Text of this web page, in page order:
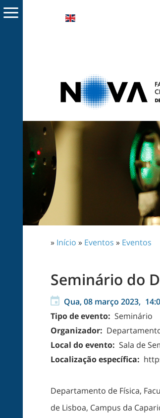
» Início » Eventos » Eventos
Seminário do
Qua, 08 março 2023,
Tipo de evento: Seminário
Organizador:
Local do evento: Sala de
Localização específica:
Departamento de Física,
de Lisboa, Campus da